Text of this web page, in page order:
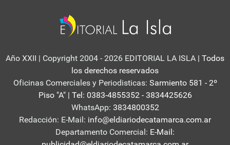
Año XXII | Copyright 2004 - 2026 EDITORIAL LA ISLA | Todos
los derechos reservados
Oficinas Comerciales y Periodisticas: Sarmiento 581 - 2º
Piso "A" | Tel: 0383-4855352 - 3834425626
WhatsApp: 3834800352
Redacción: E-Mail: info@eldiariodecatamarca.com.ar
Departamento Comercial: E-Mail: